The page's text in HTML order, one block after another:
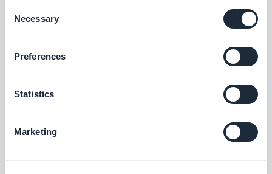
Selection
Necessary
Preferences
Statistics
Marketing
verbessern.
Eine neue Funktion ist für unsere Mitglieder
Erstellen Sie Ihr Symbol online
und passen Sie
den Titel oder die Farben direkt von Ihrem